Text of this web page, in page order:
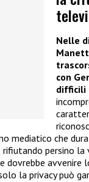
Nelle
con
difficili
mediatico che
persino la
dovrebbe
la privacy può